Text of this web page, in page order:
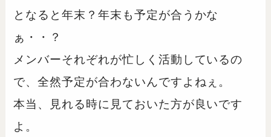
となると年末？年末も予定が合うかな
ぁ・・？
メンバーそれぞれが忙しく活動しているの
で、全然予定が合わないんですよねぇ。
本当、見れる時に見ておいた方が良いです
よ。